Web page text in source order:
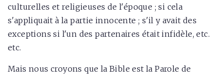
culturelles et religieuses de l'époque ; si cela
s'appliquait à la partie innocente ; s'il y avait des
exceptions si l'un des partenaires était infidèle, etc.
etc.
Mais nous croyons que la Bible est la Parole de